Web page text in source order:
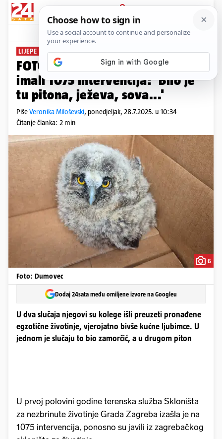
PRIJAVA
News Komentari
LIJEPE VIJESTI
FOTO U šest mjeseci iz Dumovca
imali 1075 intervencija: 'Bilo je
tu pitona, ježeva, sova...'
PišeVeronika Miloševski, ponedjeljak, 28.7.2025. u 10:34
Čitanje članka: 2 min
6
Foto: Dumovec
Dodaj 24sata među omiljene izvore na Googleu
U dva slučaja njegovi su kolege išli preuzeti pronađene
egzotične životinje, vjerojatno bivše kućne ljubimce. U
jednom je slučaju to bio zamorčić, a u drugom piton
U prvoj polovini godine terenska služba Skloništa
za nezbrinute životinje Grada Zagreba izašla je na
1075 intervencija, ponosno su javili iz zagrebačkog